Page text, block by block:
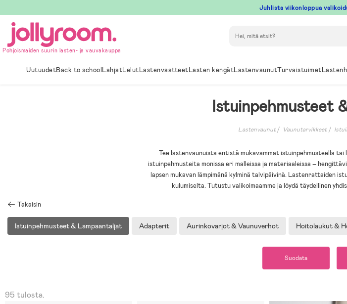
till
innehållet
Juhlista viikonloppua
Pohjoismaiden suurin lasten- ja vauvakauppa
UutuudetBack to schoolLahjatLelutLastenvaatteetLasten kengätLastenvaunutTurvaistuimet
Istuinpehmusteet
Lastenvaunut Vaunutarvikkeet
Tee lastenvaunuista entistä mukavammat istuinpehmusteella
istuinpehmusteita monissa eri malleissa ja materiaaleissa –
lapsen mukavan lämpimänä kylminä talvipäivinä. Lastenrattaiden
kulumiselta. Tutustu valikoimaamme ja löydä täydellinen
Takaisin
Istuinpehmusteet & Lampaantaljat Adapterit Aurinkovarjot & Vaunuverhot Hoitolaukut &
Suodata
95 tulosta.